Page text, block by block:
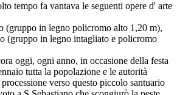
tempo fa vantava le seguenti opere d' arte
(gruppo in legno policromo alto 1,20 m),
(gruppo in legno intagliato e policromo
oggi, ogni anno, in occasione della festa
tutta la popolazione e le autorità
verso questo piccolo santuario